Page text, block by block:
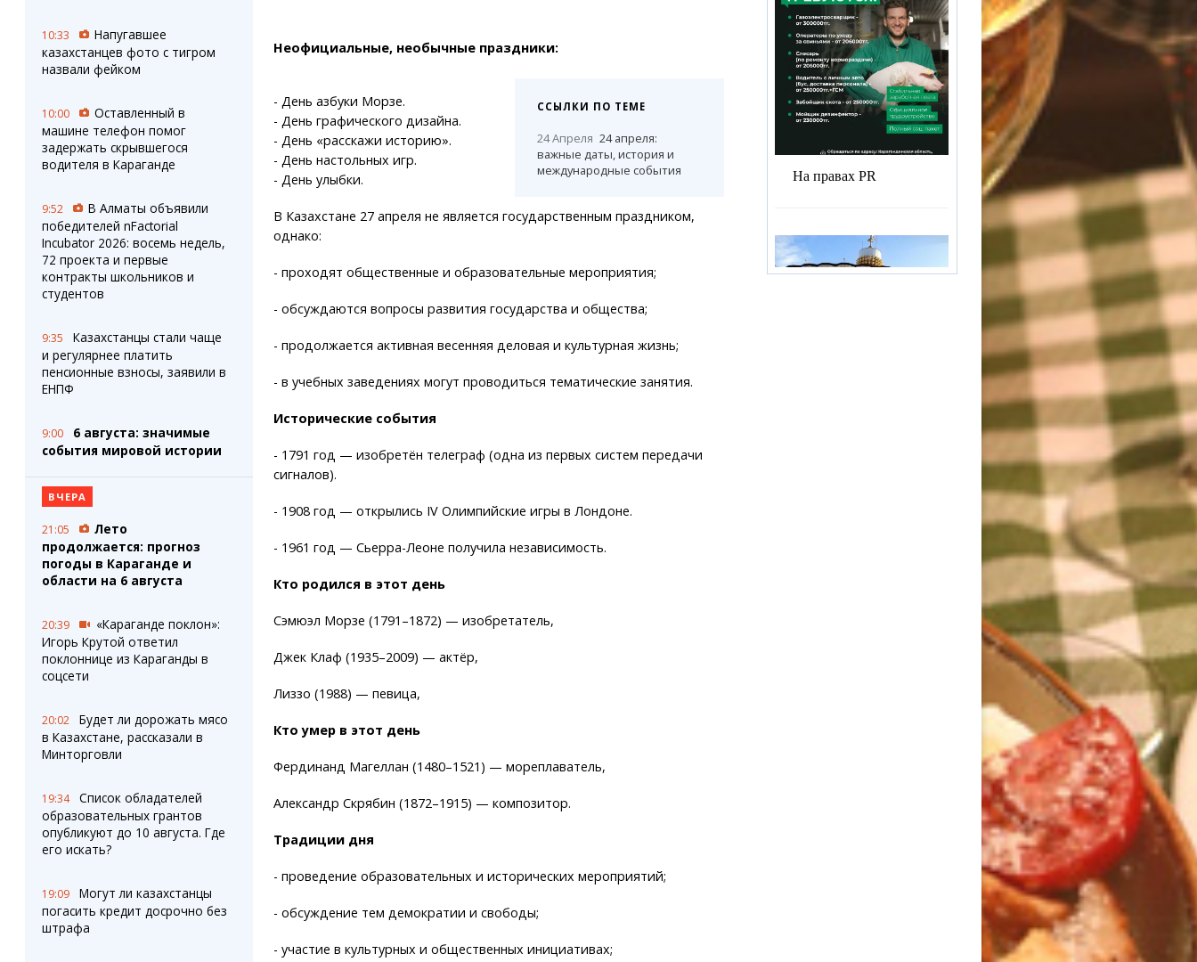
10:33
Напугавшее
казахстанцев фото с тигром
назвали фейком
10:00
Оставленный в
машине телефон помог
задержать скрывшегося
водителя в Караганде
9:52
В Алматы объявили
победителей nFactorial
Incubator 2026: восемь недель,
72 проекта и первые
контракты школьников и
студентов
9:35
Казахстанцы стали чаще
и регулярнее платить
пенсионные взносы, заявили в
ЕНПФ
9:00
6 августа: значимые
события мировой истории
ВЧЕРА
21:05
Лето
продолжается: прогноз
погоды в Караганде и
области на 6 августа
20:39
«Караганде поклон»:
Игорь Крутой ответил
поклоннице из Караганды в
соцсети
20:02
Будет ли дорожать мясо
в Казахстане, рассказали в
Минторговли
19:34
Список обладателей
образовательных грантов
опубликуют до 10 августа. Где
его искать?
19:09
Могут ли казахстанцы
погасить кредит досрочно без
штрафа
Неофициальные, необычные праздники:
ССЫЛКИ ПО ТЕМЕ
24 Апреля 24 апреля:
важные даты, история и
международные события
- День азбуки Морзе.
- День графического дизайна.
- День «расскажи историю».
- День настольных игр.
- День улыбки.
В Казахстане 27 апреля не является государственным праздником,
однако:
- проходят общественные и образовательные мероприятия;
- обсуждаются вопросы развития государства и общества;
- продолжается активная весенняя деловая и культурная жизнь;
- в учебных заведениях могут проводиться тематические занятия.
Исторические события
- 1791 год — изобретён телеграф (одна из первых систем передачи
сигналов).
- 1908 год — открылись IV Олимпийские игры в Лондоне.
- 1961 год — Сьерра-Леоне получила независимость.
Кто родился в этот день
Сэмюэл Морзе (1791–1872) — изобретатель,
Джек Клаф (1935–2009) — актёр,
Лиззо (1988) — певица,
Кто умер в этот день
Фердинанд Магеллан (1480–1521) — мореплаватель,
Александр Скрябин (1872–1915) — композитор.
Традиции дня
- проведение образовательных и исторических мероприятий;
- обсуждение тем демократии и свободы;
- участие в культурных и общественных инициативах;